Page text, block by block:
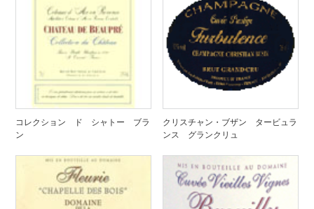
コレクション ド シャトー ブラ
ン
クリスチャン・ブザン タービュラ
ンス グランクリュ